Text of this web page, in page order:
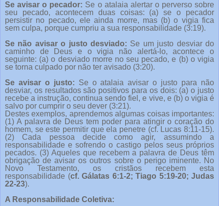
Se avisar o pecador: Se o atalaia alertar o perverso sobre
seu pecado, acontecem duas coisas: (a) se o pecador
persistir no pecado, ele ainda morre, mas (b) o vigia fica
sem culpa, porque cumpriu a sua responsabilidade (3:19).
Se não avisar o justo desviado: Se um justo desviar do
caminho de Deus e o vigia não alertá-lo, acontece o
seguinte: (a) o desviado morre no seu pecado, e (b) o vigia
se torna culpado por não ter avisado (3:20).
Se avisar o justo: Se o atalaia avisar o justo para não
desviar, os resultados são positivos para os dois: (a) o justo
recebe a instrução, continua sendo fiel, e vive, e (b) o vigia é
salvo por cumprir o seu dever (3:21).
Destes exemplos, aprendemos algumas coisas importantes:
(1) A palavra de Deus tem poder para atingir o coração do
homem, se este permitir que ela penetre (cf. Lucas 8:11-15).
(2) Cada pessoa decide como agir, assumindo a
responsabilidade e sofrendo o castigo pelos seus próprios
pecados. (3) Aqueles que recebem a palavra de Deus têm
obrigação de avisar os outros sobre o perigo iminente. No
Novo Testamento, os cristãos recebem esta
responsabilidade (cf. Gálatas 6:1-2; Tiago 5:19-20; Judas
22-23).
A Responsabilidade Coletiva: